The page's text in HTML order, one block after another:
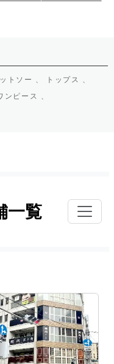
トソー 、
トップス 、
ンピース 、
一覧